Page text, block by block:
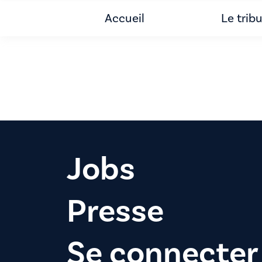
Accueil Le
Jobs
Presse
Se connecter